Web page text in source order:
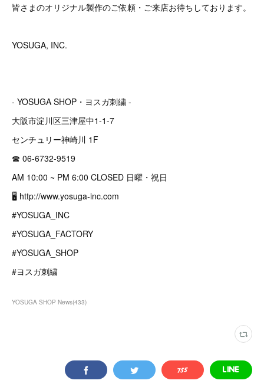
皆さまのオリジナル製作のご依頼・ご来店お待ちしております。
YOSUGA, INC.
- YOSUGA SHOP・ヨスガ刺繍 -
大阪市淀川区三津屋中1-1-7
センチュリー神崎川 1F
☎︎ 06-6732-9519
AM 10:00 ~ PM 6:00 CLOSED 日曜・祝日
🖥 http://www.yosuga-inc.com
#YOSUGA_INC
#YOSUGA_FACTORY
#YOSUGA_SHOP
#ヨスガ刺繍
YOSUGA SHOP News(433)